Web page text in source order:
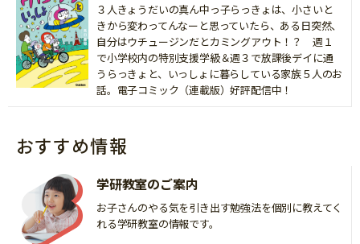
３人きょうだいの真ん中っ子らっきょは、小さいと
きから変わってんなーと思っていたら、ある日突然、
自分はウチュージンだとカミングアウト！？ 週１
で小学校内の特別支援学級＆週３で放課後デイに通
うらっきょと、いっしょに暮らしている家族５人のお
話。電子コミック（連載版）好評配信中！
おすすめ情報
学研教室のご案内
お子さんのやる気を引き出す勉強法を個別に教えてく
れる学研教室の情報です。